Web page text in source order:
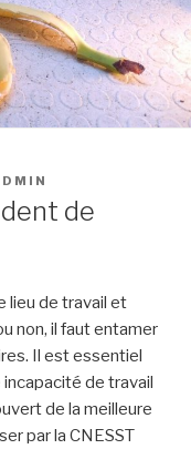
de
lieu de travail et
non, il faut entamer
Il est essentiel
de travail
de la meilleure
par la CNESST